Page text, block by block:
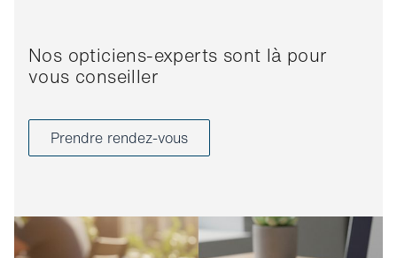
Nos opticiens-experts sont là pour
vous conseiller
Prendre rendez-vous